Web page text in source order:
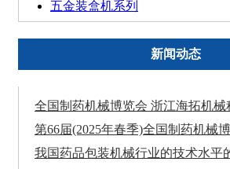
五金装盒机系列
新闻动态
第66届(2025年春季)全国制药机械
我国药品包装机械行业的技术水平